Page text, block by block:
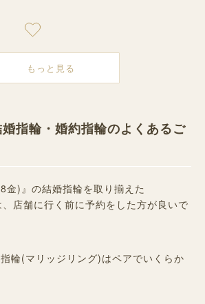
もっと見る
指輪・婚約指輪のよくあるご
金)』の結婚指輪を取り揃えた
店舗に行く前に予約をした方が良いで
輪(マリッジリング)はペアでいくらか